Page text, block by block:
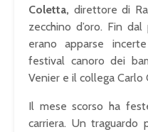
Coletta, direttore di
zecchino d’oro. Fin
erano apparse
festival canoro dei
Venier e il collega Carlo
Il mese scorso ha
carriera. Un traguardo